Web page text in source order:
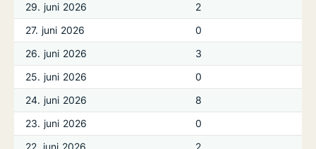
29. juni 2026
2
27. juni 2026
0
26. juni 2026
3
25. juni 2026
0
24. juni 2026
8
23. juni 2026
0
22. juni 2026
2